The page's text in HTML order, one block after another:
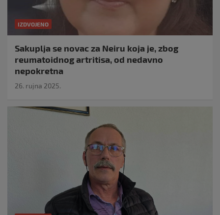
IZDVOJENO
Sakuplja se novac za Neiru koja je, zbog
reumatoidnog artritisa, od nedavno
nepokretna
26. rujna 2025.